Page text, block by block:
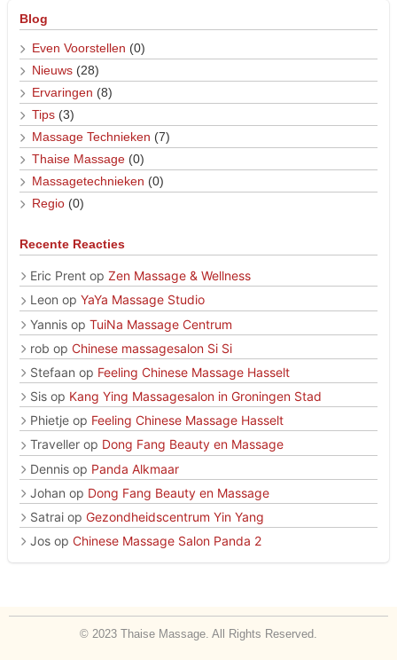
Blog
Even Voorstellen (0)
Nieuws (28)
Ervaringen (8)
Tips (3)
Massage Technieken (7)
Thaise Massage (0)
Massagetechnieken (0)
Regio (0)
Recente Reacties
Eric Prent op Zen Massage & Wellness
Leon op YaYa Massage Studio
Yannis op TuiNa Massage Centrum
rob op Chinese massagesalon Si Si
Stefaan op Feeling Chinese Massage Hasselt
Sis op Kang Ying Massagesalon in Groningen Stad
Phietje op Feeling Chinese Massage Hasselt
Traveller op Dong Fang Beauty en Massage
Dennis op Panda Alkmaar
Johan op Dong Fang Beauty en Massage
Satrai op Gezondheidscentrum Yin Yang
Jos op Chinese Massage Salon Panda 2
© 2023 Thaise Massage. All Rights Reserved.